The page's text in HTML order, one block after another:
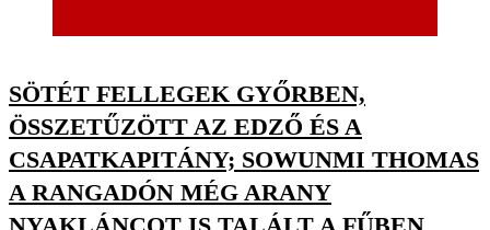
SÖTÉT FELLEGEK GYŐRBEN,
ÖSSZETŰZÖTT AZ EDZŐ ÉS A
CSAPATKAPITÁNY; SOWUNMI THOMAS
A RANGADÓN MÉG ARANY